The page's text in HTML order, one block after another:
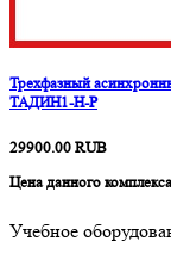
Трехфазный
ТАДИН1-Н-Р
29900.00 RUB
Цена данного
Учебное